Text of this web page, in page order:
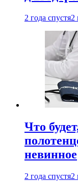
2 года спустя2
Что
невинное
2 года спустя2